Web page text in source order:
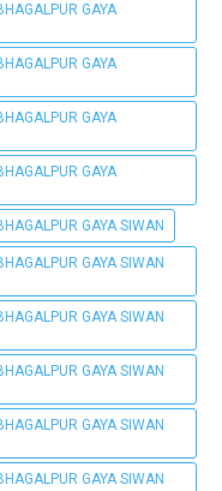
GAYA
GAYA
GAYA
GAYA
GAYA SIWAN
GAYA SIWAN
GAYA SIWAN
GAYA SIWAN
GAYA SIWAN
GAYA SIWAN